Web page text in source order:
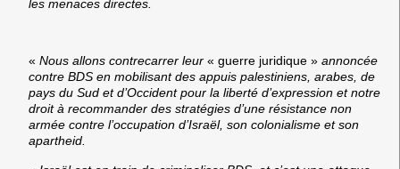
les menaces directes.
« Nous allons contrecarrer leur « guerre juridique » annoncée
contre BDS en mobilisant des appuis palestiniens, arabes, de
pays du Sud et d’Occident pour la liberté d’expression et notre
droit à recommander des stratégies d’une résistance non
armée contre l’occupation d’Israël, son colonialisme et son
apartheid.